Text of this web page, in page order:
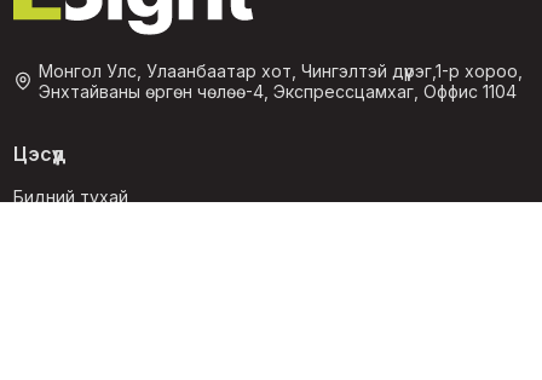
Монгол Улс, Улаанбаатар хот, Чингэлтэй дүүрэг,1-р хороо,
Энхтайваны өргөн чөлөө-4, Экспрессцамхаг, Оффис 1104
Цэсүүд
Бидний тухай